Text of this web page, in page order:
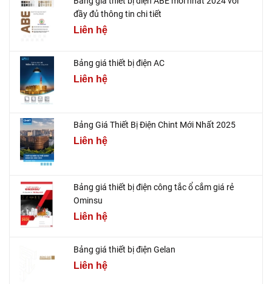
đầy đủ thông tin chi tiết
Liên hệ
Bảng giá thiết bị điện AC
Liên hệ
Bảng Giá Thiết Bị Điện Chint Mới Nhất 2025
Liên hệ
Bảng giá thiết bị điện công tắc ổ cắm giá rẻ
Ominsu
Liên hệ
Bảng giá thiết bị điện Gelan
Liên hệ